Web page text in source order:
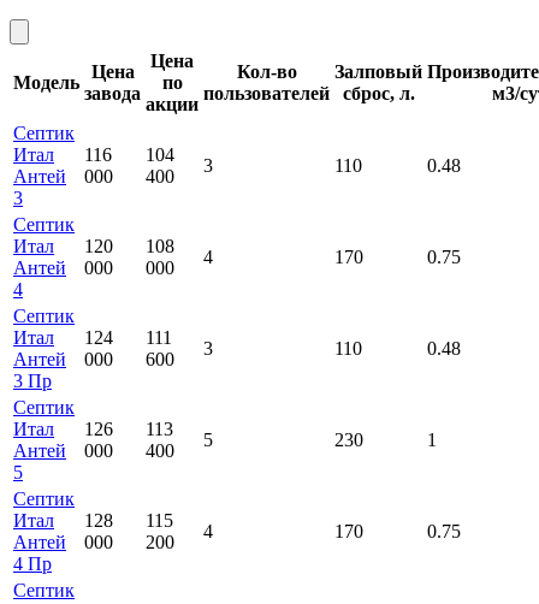
Модель
Цена
завода
Цена
по
акции
Кол-во
пользователей
Залповый
сброс, л.
м3/
Септик
Итал
Антей
3
116
000
104
400
3 110 0.48
Септик
Итал
Антей
4
120
000
108
000
4 170 0.75
Септик
Итал
Антей
3 Пр
124
000
111
600
3 110 0.48
Септик
Итал
Антей
5
126
000
113
400
5 230 1
Септик
Итал
Антей
4 Пр
128
000
115
200
4 170 0.75
Септик